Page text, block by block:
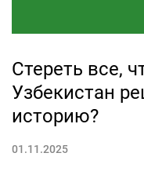
Стереть все,
Узбекистан
историю?
01.11.2025